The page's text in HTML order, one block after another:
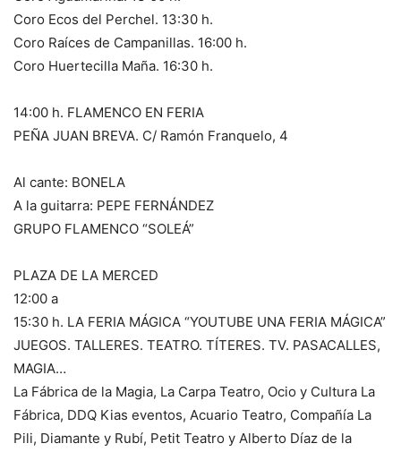
Coro Ecos del Perchel. 13:30 h.
Coro Raíces de Campanillas. 16:00 h.
Coro Huertecilla Maña. 16:30 h.
14:00 h. FLAMENCO EN FERIA
PEÑA JUAN BREVA. C/ Ramón Franquelo, 4
Al cante: BONELA
A la guitarra: PEPE FERNÁNDEZ
GRUPO FLAMENCO “SOLEÁ”
PLAZA DE LA MERCED
12:00 a
15:30 h. LA FERIA MÁGICA “YOUTUBE UNA FERIA MÁGICA”
JUEGOS. TALLERES. TEATRO. TÍTERES. TV. PASACALLES,
MAGIA…
La Fábrica de la Magia, La Carpa Teatro, Ocio y Cultura La
Fábrica, DDQ Kias eventos, Acuario Teatro, Compañía La
Pili, Diamante y Rubí, Petit Teatro y Alberto Díaz de la